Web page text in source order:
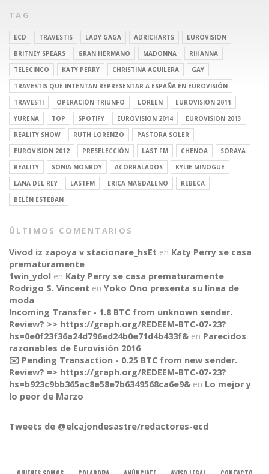
CONNECT
TAG
ECD TRAVESTIS LADY GAGA ADRICHARTS
EUROVISION
BRITNEY SPEARS
GRAN HERMANO MADONNA
RIHANNA
TELECINCO
KATY PERRY CHRISTINA AGUILERA
GAY
TRAVESTIS QUE INTENTAN REPRESENTAR A ESPAÑA EN EUROVISIÓN
TRAVESTI
OPERACIÓN TRIUNFO LOREEN
EUROVISION 2011
YURENA
TOP SPOTIFY EUROVISION 2014
EUROVISION 2013
REALITY SHOW
RUTH LORENZO
PASTORA SOLER
EUROVISION 2012
PRESELECCIÓN LAST FM CHENOA
SORAYA
REALITY
SONIA MONROY ACORRALADOS
KYLIE MINOGUE
LANA DEL REY
LASTFM ERICA MAGDALENO
REBECA
BELÉN ESTEBAN
ÚLTIMOS COMENTARIOS
Vivod iz zapoya v stacionare_hsEt en Katy Perry se casa
prematuramente
1win_ydol en Katy Perry se casa prematuramente
Rodrigo S. Vincent en Yoko Ono presenta su línea de
moda
Incoming Transfer - 1.8 BTC from unknown sender.
Review? >> https://graph.org/REDEEM-BTC-07-23?
hs=0e0f23f36a24d796ed24b0e71d4b433f& en Parecidos
razonables de Eurovisión 2016
✉️ Pending Transaction - 0.25 BTC from new sender.
Review? => https://graph.org/REDEEM-BTC-07-23?
hs=b923c9bb365ac8e58e7b6349568ca6e9& en Lo mejor y
lo peor de Marzo
Tweets de @elcajondesastre/redactores-ecd